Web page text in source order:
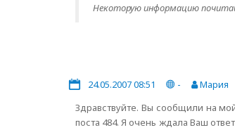
Некоторую информацию
24.05.2007 08:51 -
Мария
Здравствуйте. Вы сообщили на
поста 484. Я очень ждала Ваш